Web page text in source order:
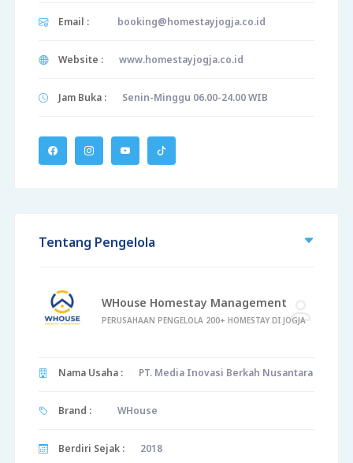
Email : booking@homestayjogja.co.id
Website : www.homestayjogja.co.id
Jam Buka : Senin-Minggu 06.00-24.00 WIB
Tentang Pengelola
WHouse Homestay Management
PERUSAHAAN PENGELOLA 200+ HOMESTAY DI JOGJA
Nama Usaha : PT. Media Inovasi Berkah Nusantara
Brand : WHouse
Berdiri Sejak : 2018